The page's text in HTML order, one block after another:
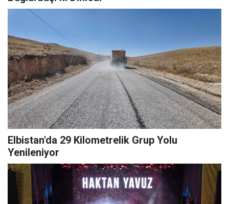
Elbistan'da 29 Kilometrelik Grup Yolu
Yenileniyor